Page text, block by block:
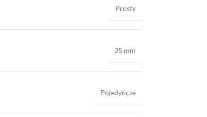
Prosty
25 mm
Pojedyńcze